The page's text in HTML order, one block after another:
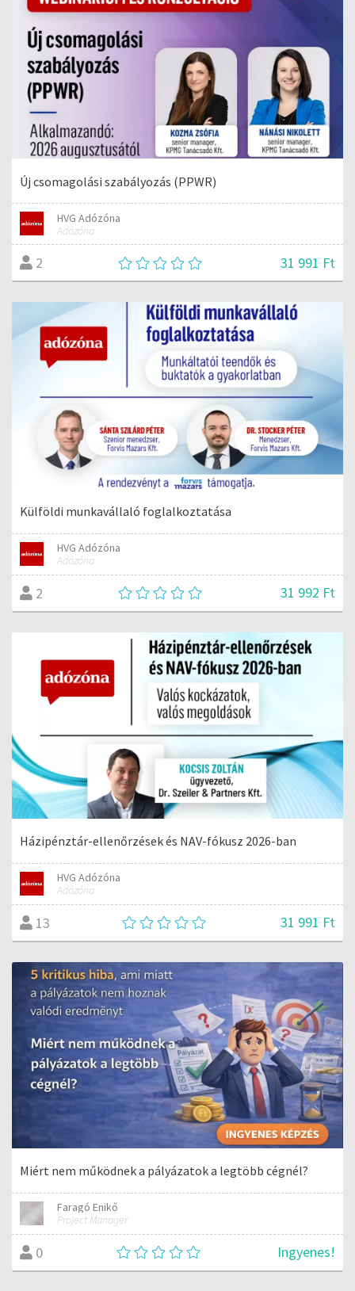
Új csomagolási szabályozás (PPWR)
HVG Adózóna
Adózóna
2 31 991 Ft
Külföldi munkavállaló foglalkoztatása
HVG Adózóna
Adózóna
2 31 992 Ft
Házipénztár-ellenőrzések és NAV-fókusz 2026-ban
HVG Adózóna
Adózóna
13 31 991 Ft
Miért nem működnek a pályázatok a legtöbb cégnél?
Faragó Enikő
Project Manager
0 Ingyenes!